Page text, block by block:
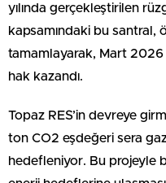
yılında gerçekleştirilen
kapsamındaki bu santral,
tamamlayarak, Mart 2026
hak kazandı.
Topaz RES’in devreye
ton CO2 eşdeğeri sera
hedefleniyor. Bu projeyle